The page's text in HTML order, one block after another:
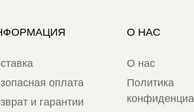
оплата
и гарантии
О НАС
О нас
Политика